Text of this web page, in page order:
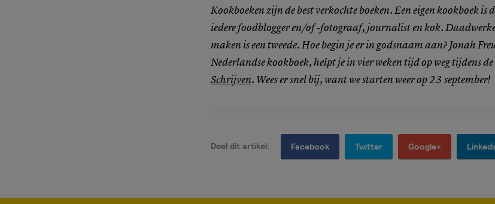
Kookboeken zijn de best verkochte boeken. Een eigen kookboek is
iedere foodblogger en/of -fotograaf, journalist en kok.
maken is een tweede. Hoe begin je er in godsnaam aan? Jonah
Nederlandse kookboek, helpt je in vier weken tijd op weg tijdens de
Schrijven. Wees er snel bij, want we starten weer op 23 september!
Deel dit artikel: Facebook Twitter Google+